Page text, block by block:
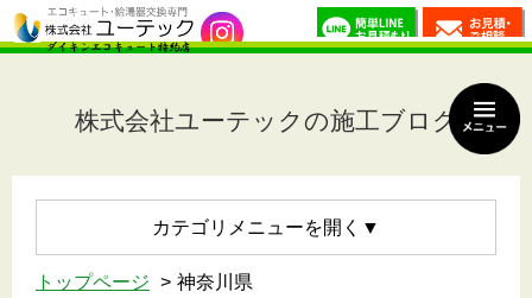
株式会社ユーテックの施工ブログ
カテゴリメニュー
トップページ 神奈川県